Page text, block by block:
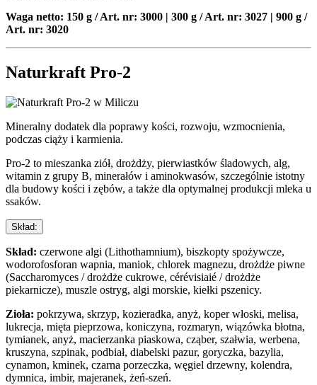
Waga netto: 150 g / Art. nr: 3000 | 300 g / Art. nr: 3027 | 900 g /
Art. nr: 3020
Naturkraft Pro-2
Mineralny dodatek dla poprawy kości, rozwoju, wzmocnienia,
podczas ciąży i karmienia.
Pro-2 to mieszanka ziół, drożdży, pierwiastków śladowych, alg,
witamin z grupy B, minerałów i aminokwasów, szczególnie istotny
dla budowy kości i zębów, a także dla optymalnej produkcji mleka u
ssaków.
Skład:
Skład: czerwone algi (Lithothamnium), biszkopty spożywcze,
wodorofosforan wapnia, maniok, chlorek magnezu, drożdże piwne
(Saccharomyces / drożdże cukrowe, cérévisiaié / drożdże
piekarnicze), muszle ostryg, algi morskie, kiełki pszenicy.
Zioła: pokrzywa, skrzyp, kozieradka, anyż, koper włoski, melisa,
lukrecja, mięta pieprzowa, koniczyna, rozmaryn, wiązówka błotna,
tymianek, anyż, macierzanka piaskowa, cząber, szałwia, werbena,
kruszyna, szpinak, podbiał, diabelski pazur, goryczka, bazylia,
cynamon, kminek, czarna porzeczka, węgiel drzewny, kolendra,
dymnica, imbir, majeranek, żeń-szeń.